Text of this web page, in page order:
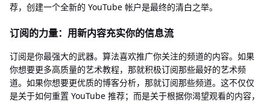
荐，创建一个全新的 YouTube 帐户是最终的清白之举。
订阅的力量：用新内容充实你的信息流
订阅是你最强大的武器。算法喜欢推广你关注的频道的内容。如果
你想要更多高质量的艺术教程，那就积极订阅那些最好的艺术频
道。如果你想要更优质的博客分析，那就订阅那些频道。这不仅仅
是关于如何重置 YouTube 推荐；而是关于根据你渴望观看的内容，